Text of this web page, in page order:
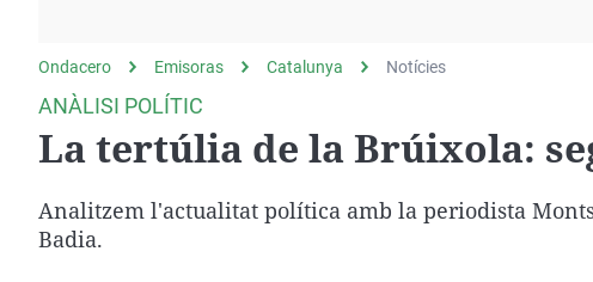
gato
Operación Viuda
Negra
Navarra
Ondacero Emisoras Catalunya Notícies
ANÀLISI POLÍTIC
La tertúlia de la Brúixola:
Analitzem l'actualitat política amb la periodista
Badia.